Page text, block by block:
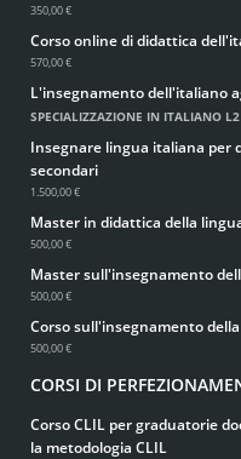
350,00 €
Corso online di didattica
570,00 €
L'insegnamento dell'italiano
SPECIALIZZAZIONE IN ITALIANO
Insegnare lingua italiana
secondari
1.500,00 €
Master in didattica della
500,00 €
Master sull'insegnamento
500,00 €
Corso sull'insegnamento
500,00 €
CORSI DI
Corso CLIL per graduatorie
la metodologia CLIL